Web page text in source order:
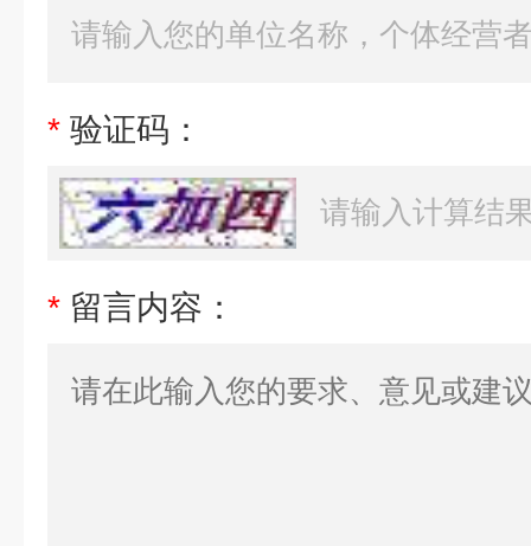
* 验证码：
* 留言内容：